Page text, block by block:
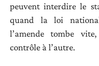
peuvent interdire le
quand la loi
l’amende tombe
contrôle à l’autre.